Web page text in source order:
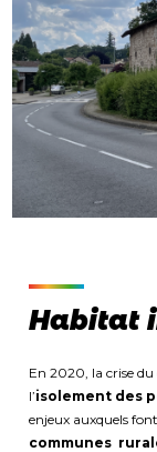
Habitat
En 2020, la crise
l’isolement des
enjeux auxquels
communes